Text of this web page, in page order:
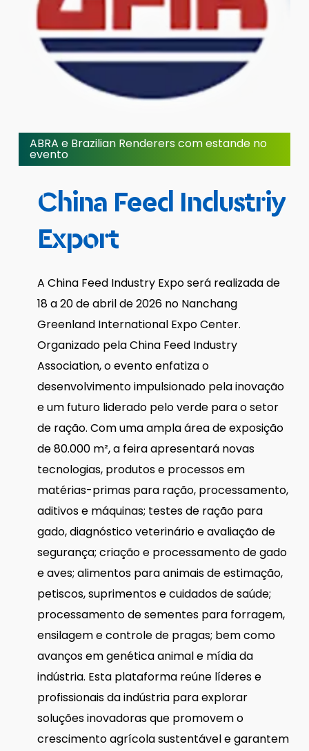
ABRA e Brazilian Renderers com estande no
evento
China Feed
Industriy
Export
A China Feed Industry Expo será realizada de
18 a 20 de abril de 2026 no Nanchang
Greenland International Expo Center.
Organizado pela China Feed Industry
Association, o evento enfatiza o
desenvolvimento impulsionado pela inovação
e um futuro liderado pelo verde para o setor
de ração. Com uma ampla área de exposição
de 80.000 m², a feira apresentará novas
tecnologias, produtos e processos em
matérias-primas para ração, processamento,
aditivos e máquinas; testes de ração para
gado, diagnóstico veterinário e avaliação de
segurança; criação e processamento de gado
e aves; alimentos para animais de estimação,
petiscos, suprimentos e cuidados de saúde;
processamento de sementes para forragem,
ensilagem e controle de pragas; bem como
avanços em genética animal e mídia da
indústria. Esta plataforma reúne líderes e
profissionais da indústria para explorar
soluções inovadoras que promovem o
crescimento agrícola sustentável e garantem